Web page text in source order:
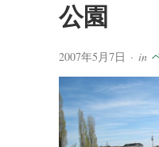
公園
2007年5月7日 · in